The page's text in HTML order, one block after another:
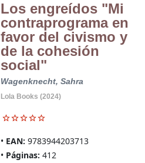
Los engreídos "Mi
contraprograma en
favor del civismo y
de la cohesión
social"
Wagenknecht, Sahra
Lola Books (2024)
EAN: 9783944203713
Páginas: 412